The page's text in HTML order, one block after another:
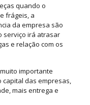
quando o
frágeis, a
da empresa são
serviço irá atrasar
e relação com os
importante
das empresas,
mais entrega e